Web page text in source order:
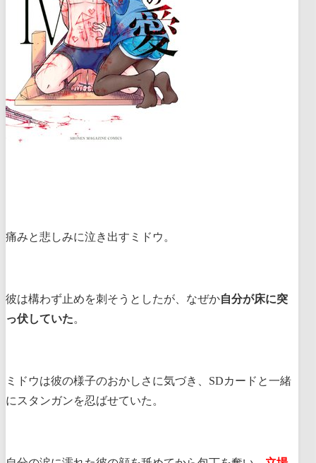
痛みと悲しみに泣き出すミドウ。
彼は構わず止めを刺そうとしたが、なぜか自分が床に突
っ伏していた。
ミドウは彼の様子のおかしさに気づき、SDカードと一緒
にスタンガンを忍ばせていた。